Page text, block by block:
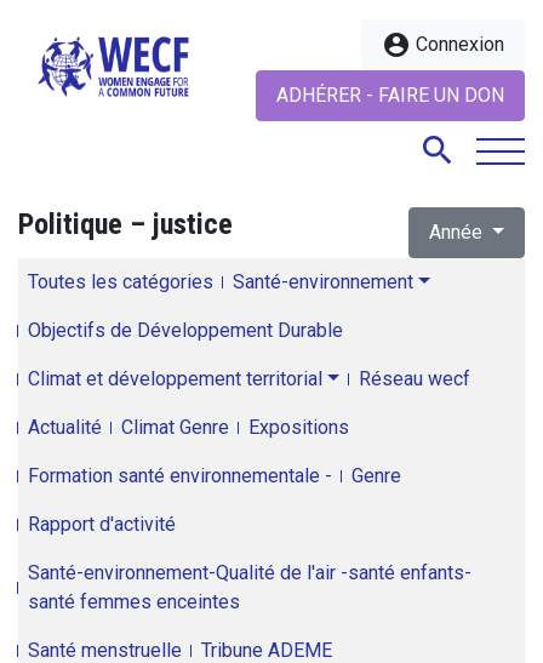
account_circle Connexion
ADHÉRER - FAIRE UN DON
search
Politique – justice Année
Toutes les catégories Santé-environnement
Objectifs de Développement Durable
Climat et développement territorial Réseau wecf
Actualité Climat Genre Expositions
Formation santé environnementale - Genre
Rapport d'activité
Santé-environnement-Qualité de l'air -santé enfants-
santé femmes enceintes
Santé menstruelle Tribune ADEME